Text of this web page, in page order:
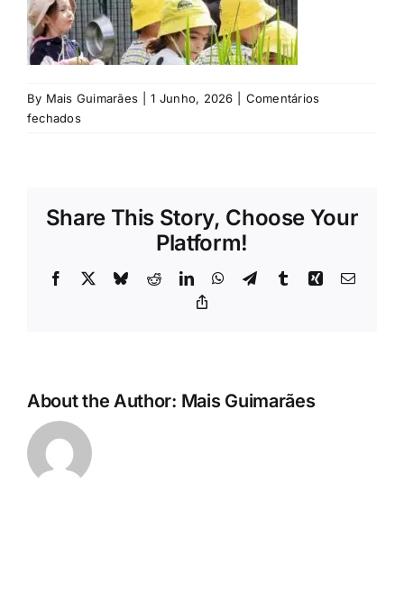
Rubricas
Jornal
Revista
By Mais Guimarães 1 Junho, 2026
Comentários
fechadosem
Share This Story, Choose Your
Platform!
Facebook BlueskyRedditLinkedInWhatsApp
TelegramTumblrXing Email
About the Author: Mais Guimarães